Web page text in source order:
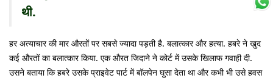
थी.
हर अत्याचार की मार औरतों पर सबसे ज्यादा पड़ती है. बलात्कार और हत्या. हबरे ने खुद
कई औरतों का बलात्कार किया. एक औरत जिदाने ने कोर्ट में उसके खिलाफ गवाही दी.
उसने बताया कि हबरे उसके प्राइवेट पार्ट में बॉलपेन घुसा देता था और कभी भी उसे हवस